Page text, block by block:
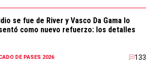
se fue de River y Vasco Da Gama lo
como nuevo refuerzo: los detalles
DE PASES 2026 133